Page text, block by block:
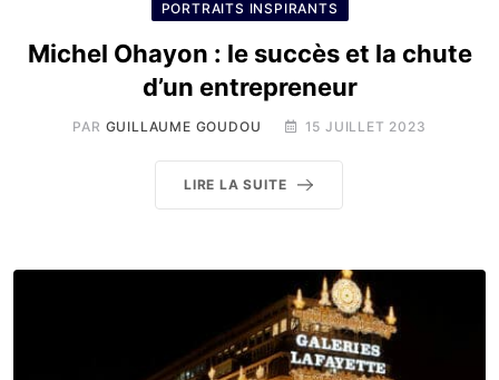
PORTRAITS INSPIRANTS
Michel Ohayon : le succès et la chute
d’un entrepreneur
PAR GUILLAUME GOUDOU 15 JUILLET 2023
LIRE LA SUITE